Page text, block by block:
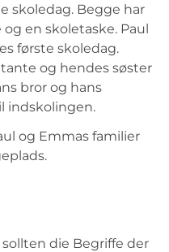
skoledag. Begge har
en skoletaske. Paul
første skoledag.
og hendes søster
bror og hans
indskolingen.
og Emmas familier
die Begriffe der